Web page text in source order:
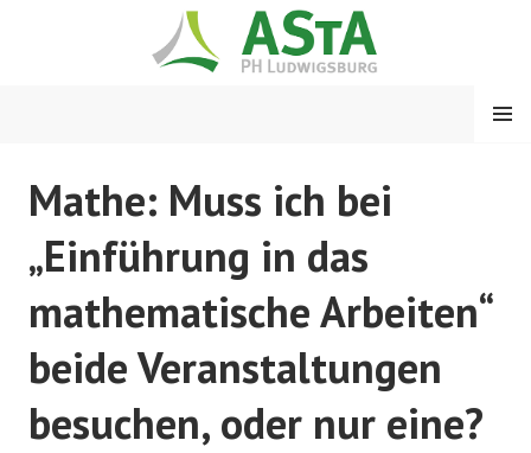
ASTA PH LUDWIGSBURG
MENÜ
Mathe: Muss ich bei
„Einführung in das
mathematische Arbeiten“
beide Veranstaltungen
besuchen, oder nur eine?